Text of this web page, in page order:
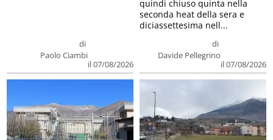
di
Paolo Ciambi
il 07/08/2026
di
Davide Pellegrino
il 07/08/2026
quindi chiuso quinta nella
seconda heat della sera e
diciassettesima nell...